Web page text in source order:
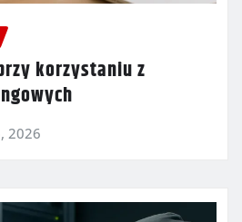
korzystaniu z
2026